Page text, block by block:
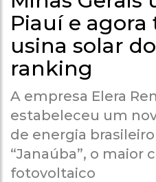
Piauí e
usina solar
ranking
A empresa Elera
estabeleceu um
de energia
“Janaúba”, o maior
fotovoltaico